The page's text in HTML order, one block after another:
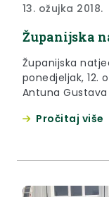
13. ožujka 2018.
Županijska
Županijska
ponedjeljak, 12.
Antuna Gustava
Pročitaj više